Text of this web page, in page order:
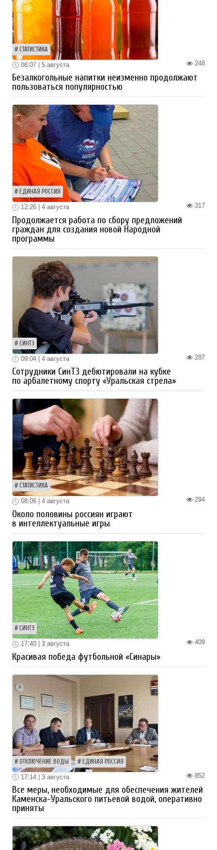
СТАТИСТИКА
248
08:07 | 5 августа
Безалкогольные напитки неизменно продолжают
пользоваться популярностью
ЕДИНАЯ РОССИЯ
317
12:26 | 4 августа
Продолжается работа по сбору предложений
граждан для создания новой Народной
программы
СИНТЗ
287
09:04 | 4 августа
Сотрудники СинТЗ дебютировали на кубке
по арбалетному спорту «Уральская стрела»
СТАТИСТИКА
294
08:06 | 4 августа
Около половины россиян играют
в интеллектуальные игры
СИНТЗ
409
17:40 | 3 августа
Красивая победа футбольной «Синары»
ОТКЛЮЧЕНИЕ ВОДЫ ЕДИНАЯ РОССИЯ
852
17:14 | 3 августа
Все меры, необходимые для обеспечения жителей
Каменска-Уральского питьевой водой, оперативно
приняты